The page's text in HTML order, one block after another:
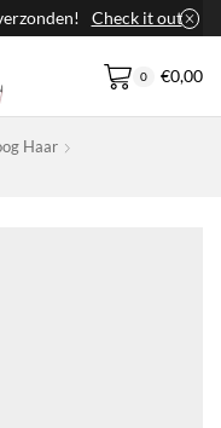
Check it out
0 €0,00
Haar